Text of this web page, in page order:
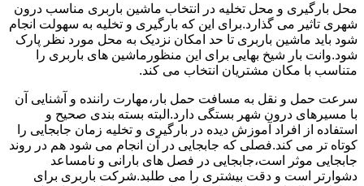
محل بارگیری و محل تخلیه در انتخاب ماشین باربری مناسب درون
شهری تاثیر می گذارد.برای این که بارگیری و تخلیه به سهولت انجام
شود باید ماشین باربری تا حد امکان نزدیک به محل مورد نظر پارک
شود.وانت بار شیخ بهایی برای این منظورماشین های باربری را
متناسب با مکان مشتریان انتخاب می کند.
سرعت حمل و نقل به مسافت حمل بار،مهارت راننده و آشنایی آن
با مسیرهای درون شهر بستگی دارد.البته بسته بندی صحیح و
استفاده از افراد آموزش دیده در بارگیری و تخلیه زمان جابجایی را
کوتاه تر می کند.فصلی که جابجایی در آن انجام می شود هم در روند
جابجایی موثر است،جابجایی در فصل های بارانی و نامساعد
دشوارتر است و دقت بیشتری را می طلبد.شرکت باربری برای